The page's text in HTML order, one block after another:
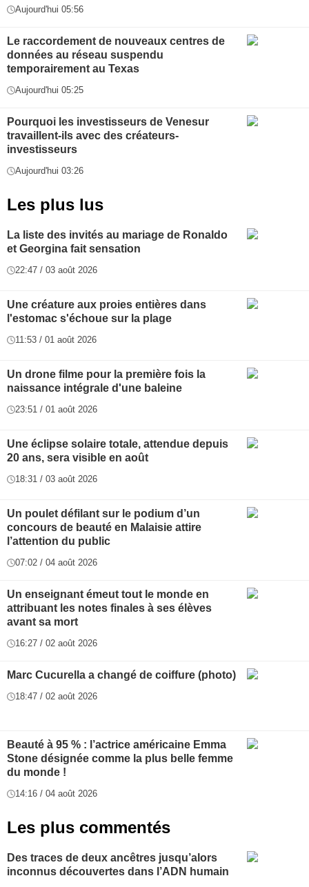
Aujourd'hui 05:56
Le raccordement de nouveaux centres de
données au réseau suspendu
temporairement au Texas
Aujourd'hui 05:25
Pourquoi les investisseurs de Venesur
travaillent-ils avec des créateurs-
investisseurs
Aujourd'hui 03:26
Les plus lus
La liste des invités au mariage de Ronaldo
et Georgina fait sensation
22:47 / 03 août 2026
Une créature aux proies entières dans
l'estomac s'échoue sur la plage
11:53 / 01 août 2026
Un drone filme pour la première fois la
naissance intégrale d'une baleine
23:51 / 01 août 2026
Une éclipse solaire totale, attendue depuis
20 ans, sera visible en août
18:31 / 03 août 2026
Un poulet défilant sur le podium d’un
concours de beauté en Malaisie attire
l’attention du public
07:02 / 04 août 2026
Un enseignant émeut tout le monde en
attribuant les notes finales à ses élèves
avant sa mort
16:27 / 02 août 2026
Marc Cucurella a changé de coiffure (photo)
18:47 / 02 août 2026
Beauté à 95 % : l’actrice américaine Emma
Stone désignée comme la plus belle femme
du monde !
14:16 / 04 août 2026
Les plus commentés
Des traces de deux ancêtres jusqu’alors
inconnus découvertes dans l’ADN humain